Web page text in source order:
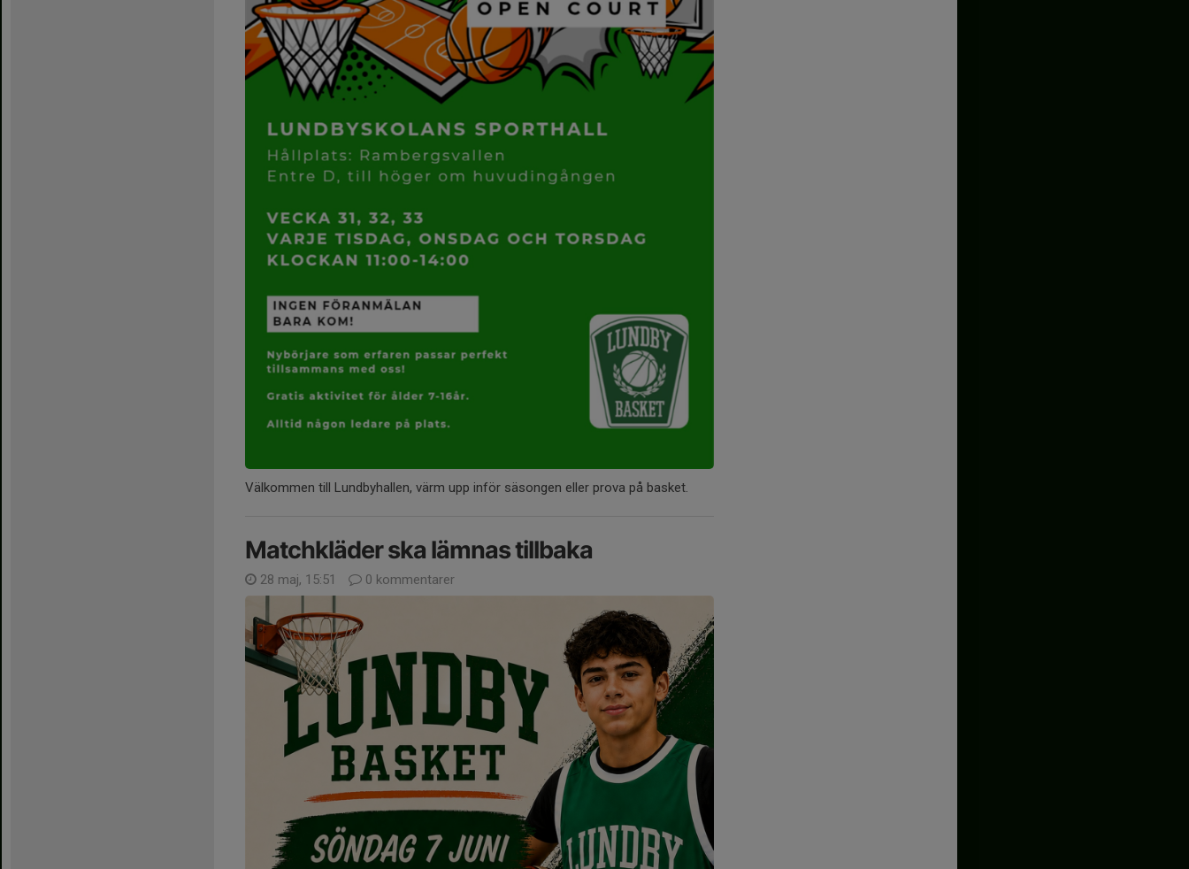
Välkommen till Lundbyhallen, värm upp inför säsongen eller prova på basket.
Matchkläder ska lämnas tillbaka
28 maj, 15:51 0 kommentarer